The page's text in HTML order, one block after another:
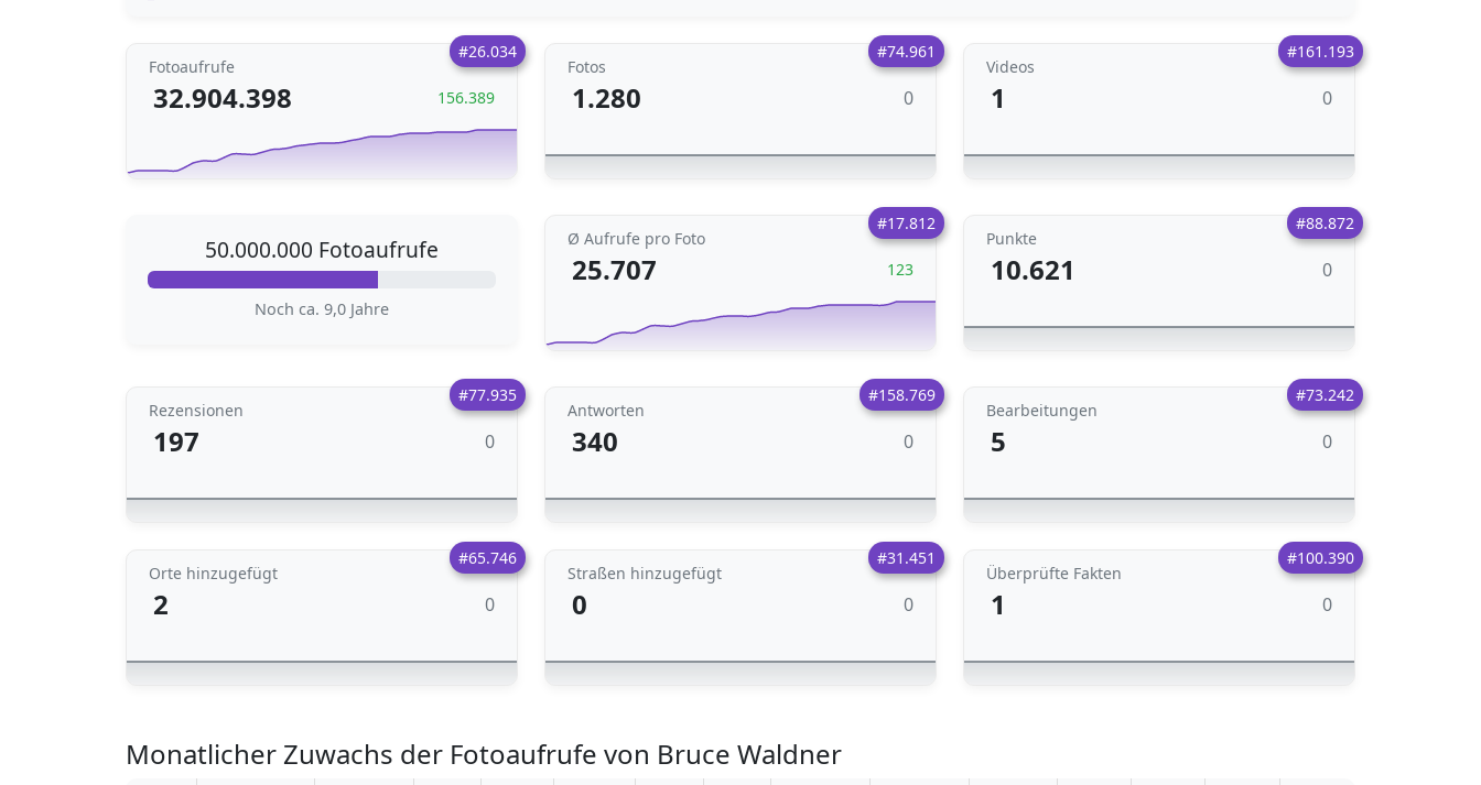
#26.034
Fotoaufrufe
32.904.398 156.389
#74.961
Fotos
1.280 0
#161.193
Videos
1 0
50.000.000 Fotoaufrufe
Noch ca. 9,0 Jahre
#17.812
Ø Aufrufe pro Foto
25.707 123
#88.872
Punkte
10.621 0
#77.935
Rezensionen
197 0
#158.769
Antworten
340 0
#73.242
Bearbeitungen
5 0
#65.746
Orte hinzugefügt
2 0
#31.451
Straßen hinzugefügt
0 0
#100.390
Überprüfte Fakten
1 0
Monatlicher Zuwachs der Fotoaufrufe von Bruce Waldner